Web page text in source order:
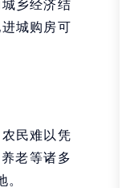
乡经济结
城购房可
民难以凭
老等诸多